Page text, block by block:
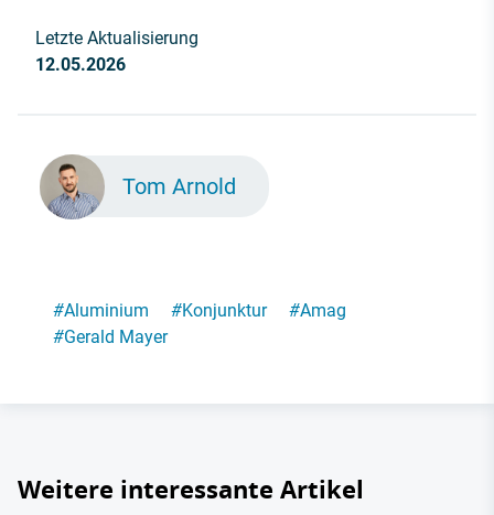
Letzte Aktualisierung
12.05.2026
Tom Arnold
#Aluminium #Konjunktur #Amag
#Gerald Mayer
Weitere interessante Artikel